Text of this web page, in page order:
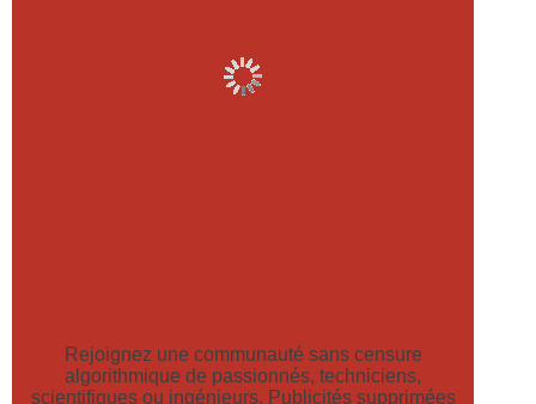
Rejoignez une communauté sans censure
algorithmique de passionnés, techniciens,
scientifiques ou ingénieurs. Publicités supprimées